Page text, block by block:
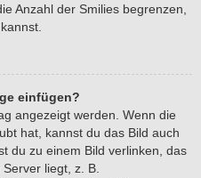
Anzahl der Smilies begrenzen,
einfügen?
angezeigt werden. Wenn die
hat, kannst du das Bild auch
du zu einem Bild verlinken, das
liegt, z. B.